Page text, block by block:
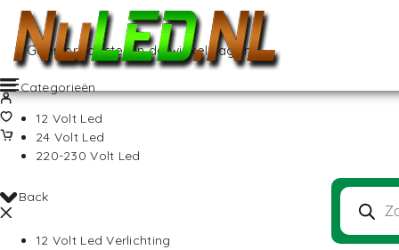
Geen producten in de winkelwagen.
Back
12 Volt Led Verlichting
Categorieën
12 Volt Led
24 Volt Led
220-230 Volt Led